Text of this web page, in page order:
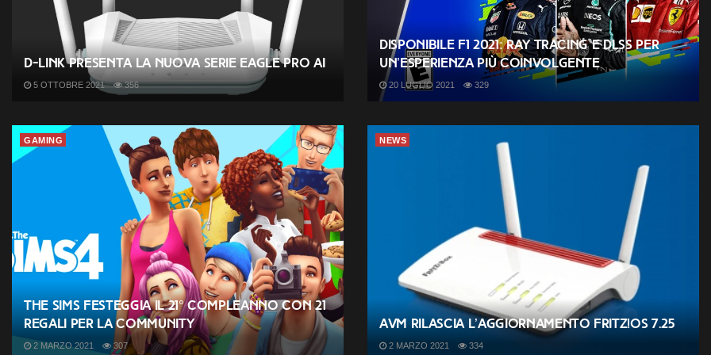
D-Link presenta la nuova serie EAGLE PRO AI
5 OTTOBRE 2021 356
Disponibile F1 2021: Ray Tracing e DLSS per
un’esperienza più coinvolgente
20 LUGLIO 2021 329
GAMING
The Sims festeggia il 21° compleanno con 21
regali per la community
2 MARZO 2021 307
NEWS
AVM rilascia l’aggiornamento FRITZ!OS 7.25
2 MARZO 2021 334